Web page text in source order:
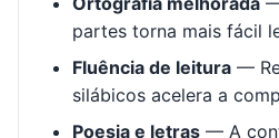
partes torna mais fácil
Fluência de leitura —
silábicos acelera a
Poesia e letras — A